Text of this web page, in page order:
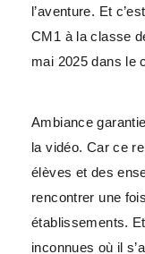
l’aventure. Et
CM1 à la classe
mai 2025 dans le
Ambiance
la vidéo. Car ce
élèves et des
rencontrer une
établissements.
inconnues où il